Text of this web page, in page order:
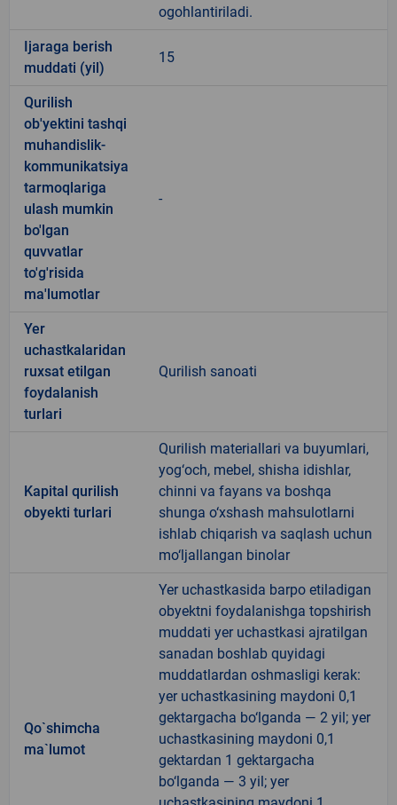
ogohlantiriladi.
Ijaraga berish
muddati (yil)
15
Qurilish
ob'yektini tashqi
muhandislik-
kommunikatsiya
tarmoqlariga
ulash mumkin
bo'lgan
quvvatlar
to'g'risida
ma'lumotlar
-
Yer
uchastkalaridan
ruxsat etilgan
foydalanish
turlari
Qurilish sanoati
Kapital qurilish
obyekti turlari
Qurilish materiallari va buyumlari,
yog‘och, mebel, shisha idishlar,
chinni va fayans va boshqa
shunga o‘xshash mahsulotlarni
ishlab chiqarish va saqlash uchun
mo‘ljallangan binolar
Qo`shimcha
ma`lumot
Yer uchastkasida barpo etiladigan
obyektni foydalanishga topshirish
muddati yer uchastkasi ajratilgan
sanadan boshlab quyidagi
muddatlardan oshmasligi kerak:
yer uchastkasining maydoni 0,1
gektargacha bo‘lganda — 2 yil; yer
uchastkasining maydoni 0,1
gektardan 1 gektargacha
bo‘lganda — 3 yil; yer